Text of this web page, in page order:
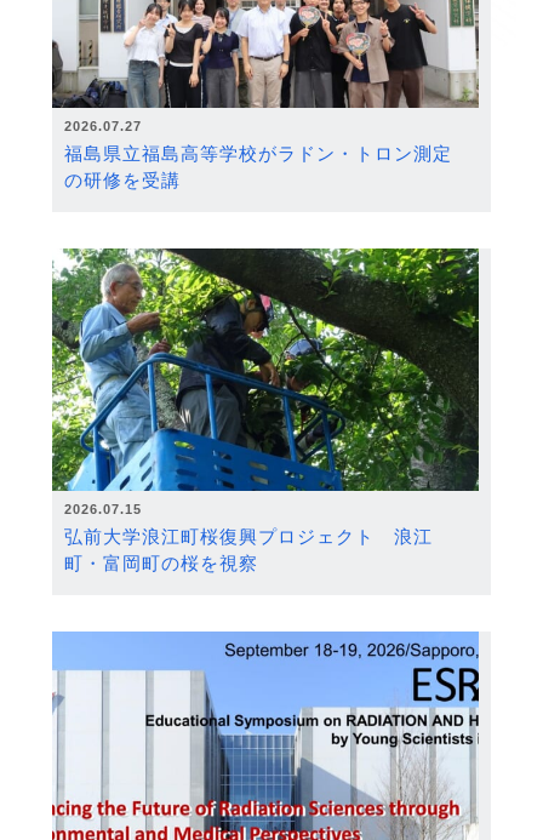
2026.07.27
福島県立福島高等学校がラドン・トロン測定
の研修を受講
2026.07.15
弘前大学浪江町桜復興プロジェクト 浪江
町・富岡町の桜を視察